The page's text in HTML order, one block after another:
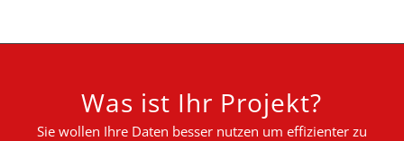
Was ist Ihr Projekt?
Sie wollen Ihre Daten besser nutzen um effizienter zu